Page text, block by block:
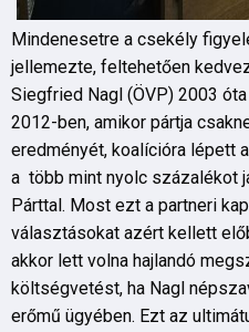
Mindenesetre a csekély
jellemezte, feltehetően
Siegfried Nagl (ÖVP) 2003
2012-ben, amikor pártja
eredményét, koalícióra lépett
a több mint nyolc százalékot
Párttal. Most ezt a partneri
választásokat azért kellett
akkor lett volna hajlandó
költségvetést, ha Nagl
erőmű ügyében. Ezt az